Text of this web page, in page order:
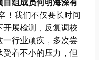
目组成员何明海深有
！我们不仅要长时间
展检测，反复调校
一行业顽疾，多次尝
着不小的压力，但